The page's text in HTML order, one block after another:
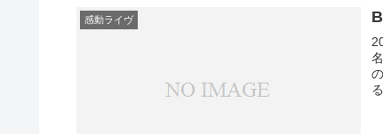
感動ライヴ